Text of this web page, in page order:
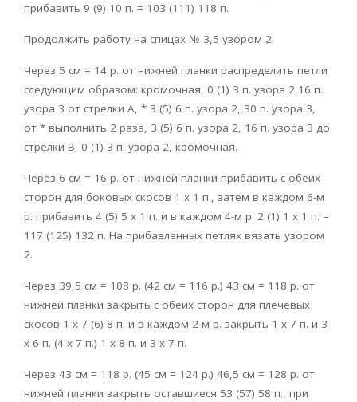
прибавить 9 (9) 10 п. = 103 (111) 118 п.
Продолжить работу на спицах № 3,5 узором 2.
Через 5 см = 14 р. от нижней планки распределить петли
следующим образом: кромочная, 0 (1) 3 п. узора 2,16 п.
узора 3 от стрелки А, * 3 (5) 6 п. узора 2, 30 п. узора 3,
от * выполнить 2 раза, 3 (5) 6 п. узора 2, 16 п. узора 3 до
стрелки В, 0 (1) 3 п. узора 2, кромочная.
Через 6 см = 16 р. от нижней планки прибавить с обеих
сторон для боковых скосов 1 х 1 п., затем в каждом 6-м
р. прибавить 4 (5) 5 х 1 п. и в каждом 4-м р. 2 (1) 1 х 1 п. =
117 (125) 132 п. На прибавленных петлях вязать узором
2.
Через 39,5 см = 108 р. (42 см = 116 р.) 43 см = 118 р. от
нижней планки закрыть с обеих сторон для плечевых
скосов 1 х 7 (6) 8 п. и в каждом 2-м р. закрыть 1 х 7 п. и 3
х 6 п. (4 х 7 п.) 1 х 8 п. и 3 х 7 п.
Через 43 см = 118 р. (45 см = 124 р.) 46,5 см = 128 р. от
нижней планки закрыть оставшиеся 53 (57) 58 п., при